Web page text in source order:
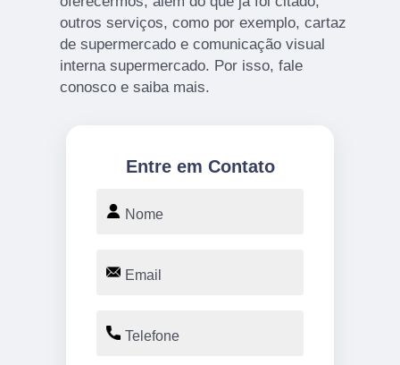
outros serviços, como por exemplo, cartaz
de supermercado e comunicação visual
interna supermercado. Por isso, fale
conosco e saiba mais.
Entre em Contato